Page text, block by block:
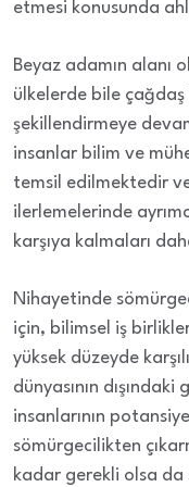
etmesi konusunda
Beyaz adamın alanı
ülkelerde bile
şekillendirmeye
insanlar bilim ve
temsil edilmektedir
ilerlemelerinde
karşıya kalmaları
Nihayetinde
için, bilimsel iş
yüksek düzeyde
dünyasının
insanlarının
sömürgecilikten
kadar gerekli olsa da